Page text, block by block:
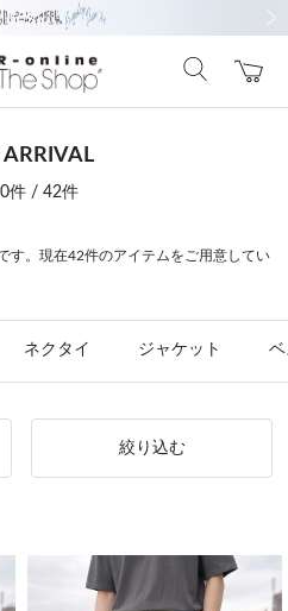
ARRIVAL
件 / 42件
す。現在42件のアイテムをご用意してい
ネクタイ ジャケット
絞り込む